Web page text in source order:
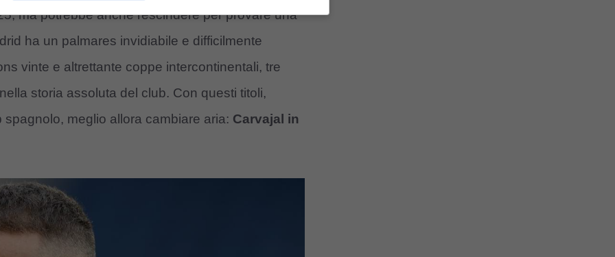
ma potrebbe anche rescindere per provare una
ha un palmares invidiabile e difficilmente
vinte e altrettante coppe intercontinentali, tre
storia assoluta del club. Con questi titoli,
meglio allora cambiare aria: Carvajal in